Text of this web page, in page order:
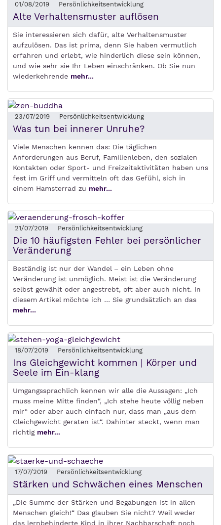
01/08/2019 Persönlichkeitsentwicklung
Alte Verhaltensmuster auflösen
Sie interessieren sich dafür, alte Verhaltensmuster
aufzulösen. Das ist prima, denn Sie haben vermutlich
erfahren und erlebt, wie hinderlich diese sein können,
und wie sehr sie Ihr Leben einschränken. Ob Sie nun
wiederkehrende mehr...
23/07/2019 Persönlichkeitsentwicklung
Was tun bei innerer Unruhe?
Viele Menschen kennen das: Die täglichen
Anforderungen aus Beruf, Familienleben, den sozialen
Kontakten oder Sport- und Freizeitaktivitäten haben uns
fest im Griff und vermitteln oft das Gefühl, sich in
einem Hamsterrad zu mehr...
21/07/2019 Persönlichkeitsentwicklung
Die 10 häufigsten Fehler bei persönlicher
Veränderung
Beständig ist nur der Wandel – ein Leben ohne
Veränderung ist unmöglich. Meist ist die Veränderung
selbst gewählt oder angestrebt, oft aber auch nicht. In
diesem Artikel möchte ich … Sie grundsätzlich an das
mehr...
18/07/2019 Persönlichkeitsentwicklung
Ins Gleichgewicht kommen | Körper und
Seele im Ein-klang
Umgangssprachlich kennen wir alle die Aussagen: „Ich
muss meine Mitte finden“, „Ich stehe heute völlig neben
mir“ oder aber auch einfach nur, dass man „aus dem
Gleichgewicht geraten ist“. Dahinter steckt, wenn man
richtig mehr...
17/07/2019 Persönlichkeitsentwicklung
Stärken und Schwächen eines Menschen
„Die Summe der Stärken und Begabungen ist in allen
Menschen gleich!“ Das glauben Sie nicht? Weil weder
das lernbehinderte Kind in ihrer Nachbarschaft noch